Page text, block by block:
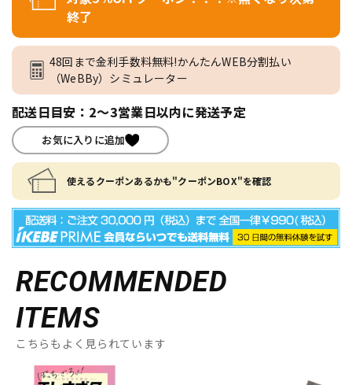
終了
48回まで金利手数料無料!かんたんWEB分割払い
（WeBBy）シミュレーター
配送日目安：2～3営業日以内に発送予定
お気に入りに追加
使えるクーポンあるかも"クーポンBOX"を確認
RECOMMENDED
ITEMS
こちらもよく見られています